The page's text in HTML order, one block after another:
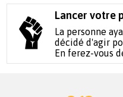
Lancer votre
La personne
décidé d'agir
En ferez-vous